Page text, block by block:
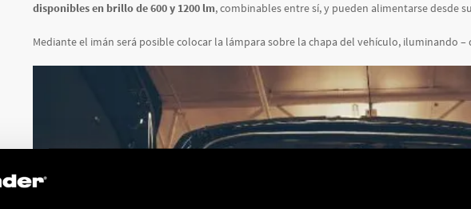
disponibles en brillo de 600 y 1200 lm, combinables entre sí, y pueden alimentarse desde
Mediante el imán será posible colocar la lámpara sobre la chapa del vehículo, iluminando –